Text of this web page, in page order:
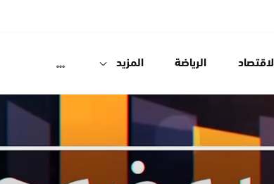
الاقتصاد الرياضة المزيد